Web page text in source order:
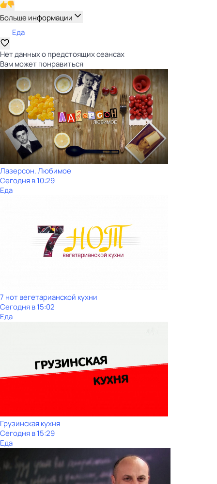
Больше информации
Еда
Нет данных о предстоящих сеансах
Вам может понравиться
Лазерсон. Любимое
Сегодня в 10:29
Еда
7 нот вегетарианской кухни
Сегодня в 15:02
Еда
Грузинская кухня
Сегодня в 15:29
Еда